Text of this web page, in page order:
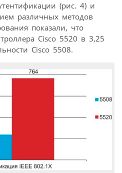
(рис. 4) и
различных методов
показали, что
Cisco 5520 в 3,25
Cisco 5508.